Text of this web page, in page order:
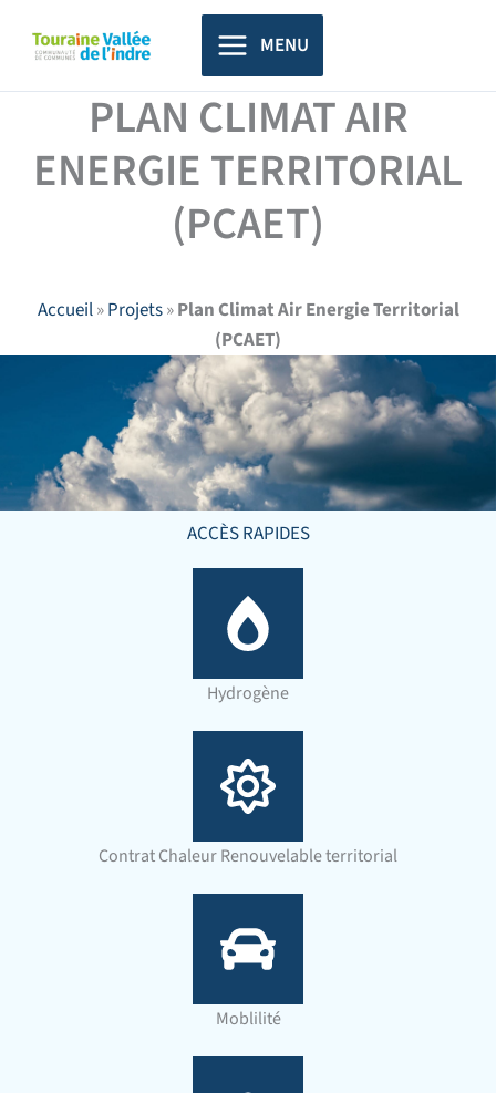
principal
MENU
PLAN CLIMAT AIR
ENERGIE TERRITORIAL
(PCAET)
Accueil»Projets»Plan Climat Air Energie Territorial
(PCAET)
ACCÈS RAPIDES
Hydrogène
Contrat Chaleur Renouvelable territorial
Moblilité